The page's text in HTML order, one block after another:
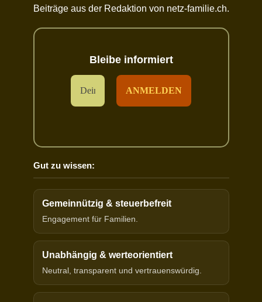
Beiträge aus der Redaktion von netz-familie.ch.
Bleibe informiert
Gut zu wissen:
Gemeinnützig & steuerbefreit
Engagement für Familien.
Unabhängig & werteorientiert
Neutral, transparent und vertrauenswürdig.